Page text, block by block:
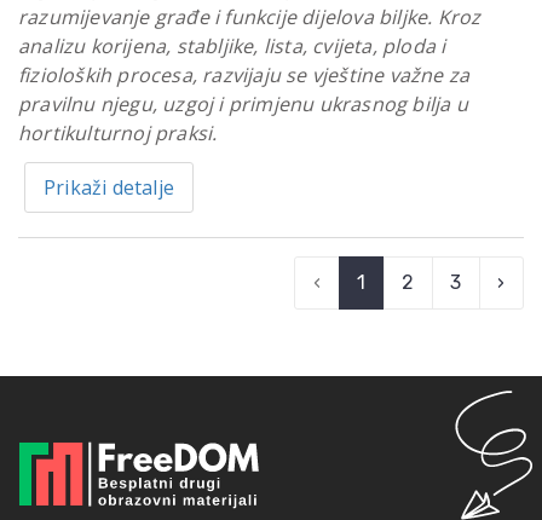
razumijevanje građe i funkcije dijelova biljke. Kroz
analizu korijena, stabljike, lista, cvijeta, ploda i
fizioloških procesa, razvijaju se vještine važne za
pravilnu njegu, uzgoj i primjenu ukrasnog bilja u
hortikulturnoj praksi.
Prikaži detalje
‹ 1 2 3 ›